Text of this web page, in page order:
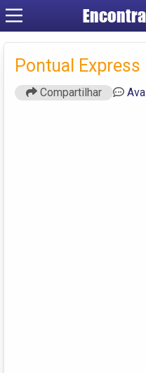
Pontual
Compartilhar